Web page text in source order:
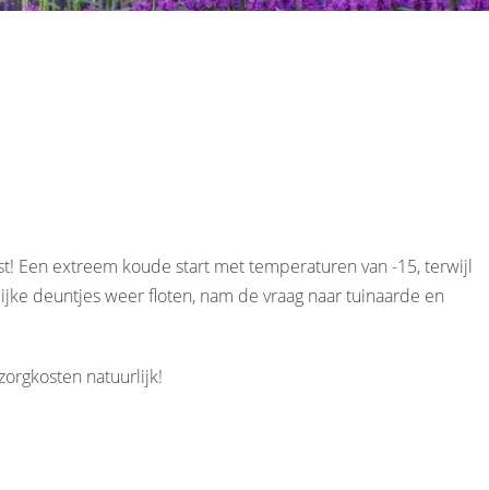
Een extreem koude start met temperaturen van -15, terwijl
deuntjes weer floten, nam de vraag naar tuinaarde en
natuurlijk!